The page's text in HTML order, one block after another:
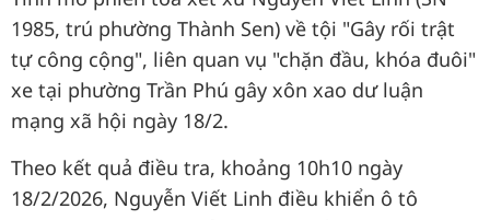
1985, trú phường Thành Sen) về tội "Gây rối trật
tự công cộng", liên quan vụ "chặn đầu, khóa đuôi"
xe tại phường Trần Phú gây xôn xao dư luận
mạng xã hội ngày 18/2.
Theo kết quả điều tra, khoảng 10h10 ngày
18/2/2026, Nguyễn Viết Linh điều khiển ô tô